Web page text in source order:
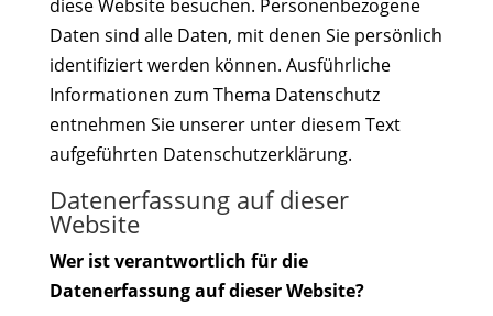
diese Website besuchen. Personenbezogene
Daten sind alle Daten, mit denen Sie persönlich
identifiziert werden können. Ausführliche
Informationen zum Thema Datenschutz
entnehmen Sie unserer unter diesem Text
aufgeführten Datenschutzerklärung.
Datenerfassung auf dieser
Website
Wer ist verantwortlich für die
Datenerfassung auf dieser Website?